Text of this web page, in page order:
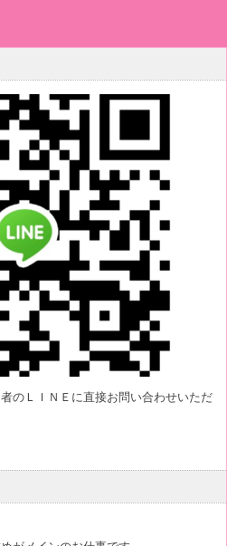
のＬＩＮＥに直接お問い合わせいただ